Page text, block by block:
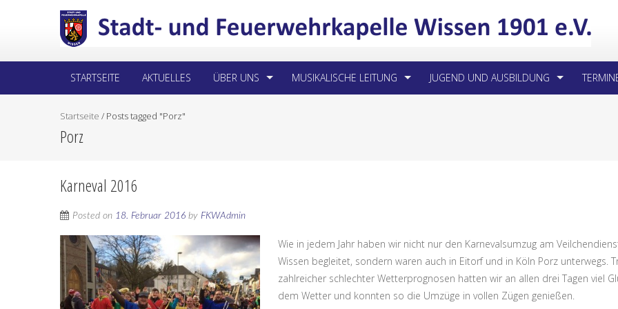
STARTSEITE AKTUELLES ÜBER UNS MUSIKALISCHE LEITUNG JUGEND UND AUSBILDUNG
Startseite / Posts tagged "Porz"
Porz
Karneval 2016
Posted on 18. Februar 2016 by FKWAdmin
Wie in jedem Jahr haben wir nicht nur den Karnevalsumzug am
Wissen begleitet, sondern waren auch in Eitorf und in Köln Porz unterwegs.
zahlreicher schlechter Wetterprognosen hatten wir an allen drei Tagen viel
dem Wetter und konnten so die Umzüge in vollen Zügen genießen.